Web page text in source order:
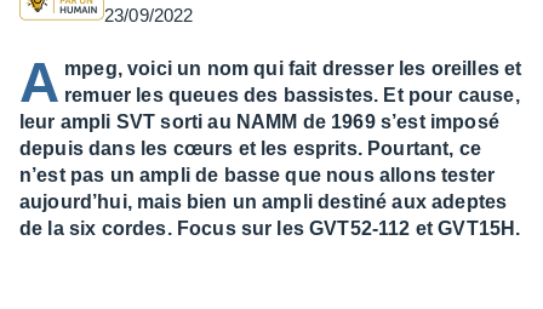
23/09/2022
A mpeg, voici un nom qui fait dresser les oreilles et
remuer les queues des bassistes. Et pour cause,
leur ampli SVT sorti au NAMM de 1969 s’est imposé
depuis dans les cœurs et les esprits. Pourtant, ce
n’est pas un ampli de basse que nous allons tester
aujourd’hui, mais bien un ampli destiné aux adeptes
de la six cordes. Focus sur les GVT52-112 et GVT15H.